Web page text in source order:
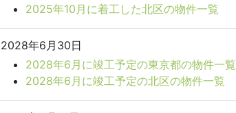
2025年10月に着工した北区の物件一覧
2028年6月30日
2028年6月に竣工予定の東京都の物件一覧
2028年6月に竣工予定の北区の物件一覧